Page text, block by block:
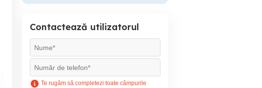
Contactează utilizatorul
Te rugăm să completezi toate câmpurile